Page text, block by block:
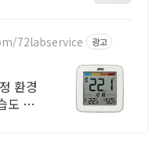
72labservice 광고
환경
도 관